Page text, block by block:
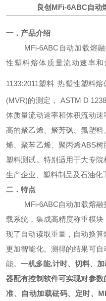
良创MFi-6ABC自动
一． 产品介绍
MFi-6ABC 自动加载熔
性塑料熔体质量流动速率
1133:2011塑料 热塑性塑料熔
(MVR)的测定， ASTM D
体质量流动速率和体积流动
高的聚乙烯、聚芳砜、氟塑
烯、聚苯乙烯、聚丙烯ABS树
塑料测试。特别适用于大专
生产企业、塑料制品及石油化
二．特点
MFi-6ABC自动加载熔融
载系统，集成高精度称重模块
现了自动读取重量，自动换算
更加智能化。 测得的结果可自
能。 一机多能,计时、切料、
器配有控制软件可实现对参
准、自动加载砝码、定时、